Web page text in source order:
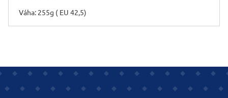
Váha: 255g ( EU 42,5)